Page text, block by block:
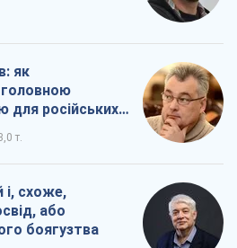
як
головною
для російських
т.
і, схоже,
або
боягузтва